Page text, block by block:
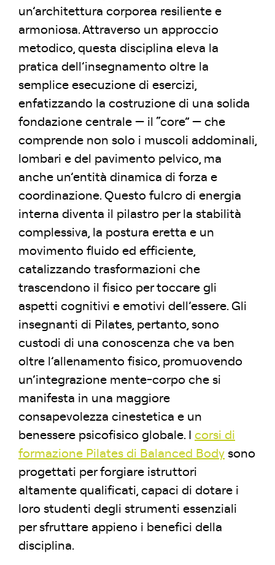
un’architettura corporea resiliente e
armoniosa. Attraverso un approccio
metodico, questa disciplina eleva la
pratica dell’insegnamento oltre la
semplice esecuzione di esercizi,
enfatizzando la costruzione di una solida
fondazione centrale — il “core” — che
comprende non solo i muscoli addominali,
lombari e del pavimento pelvico, ma
anche un’entità dinamica di forza e
coordinazione. Questo fulcro di energia
interna diventa il pilastro per la stabilità
complessiva, la postura eretta e un
movimento fluido ed efficiente,
catalizzando trasformazioni che
trascendono il fisico per toccare gli
aspetti cognitivi e emotivi dell’essere. Gli
insegnanti di Pilates, pertanto, sono
custodi di una conoscenza che va ben
oltre l’allenamento fisico, promuovendo
un’integrazione mente-corpo che si
manifesta in una maggiore
consapevolezza cinestetica e un
benessere psicofisico globale. I corsi di
formazione Pilates di Balanced Body sono
progettati per forgiare istruttori
altamente qualificati, capaci di dotare i
loro studenti degli strumenti essenziali
per sfruttare appieno i benefici della
disciplina.